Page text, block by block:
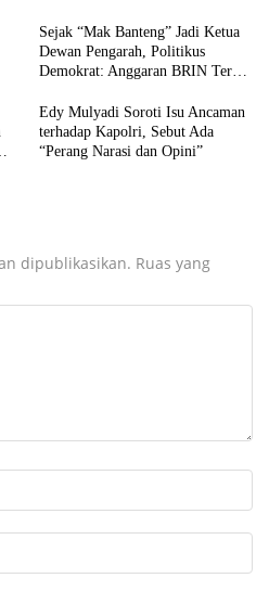
Sejak “Mak Banteng” Jadi Ketua
Dewan Pengarah, Politikus
Demokrat: Anggaran BRIN Terus
Edy Mulyadi Soroti Isu Ancaman
terhadap Kapolri, Sebut Ada
“Perang Narasi dan Opini”
dipublikasikan. Ruas yang